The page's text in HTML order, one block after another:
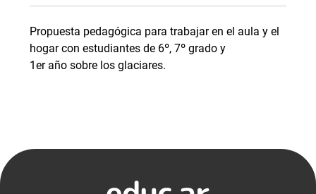
Propuesta pedagógica para trabajar en el aula y el
hogar con estudiantes de 6º, 7º grado y
1er año sobre los glaciares.